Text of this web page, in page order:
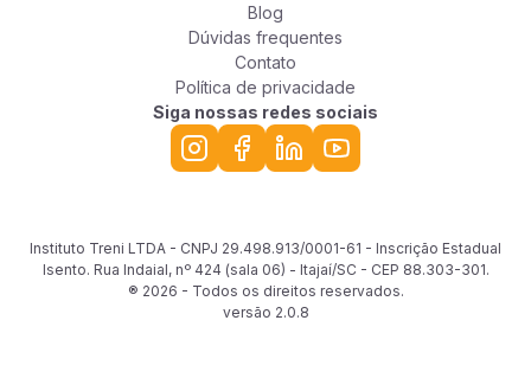
Blog
Dúvidas frequentes
Contato
Política de privacidade
Siga nossas redes sociais
Instituto Treni LTDA - CNPJ 29.498.913/0001-61 - Inscrição Estadual
Isento. Rua Indaial, nº 424 (sala 06) - Itajaí/SC - CEP 88.303-301.
® 2026 - Todos os direitos reservados.
versão 2.0.8